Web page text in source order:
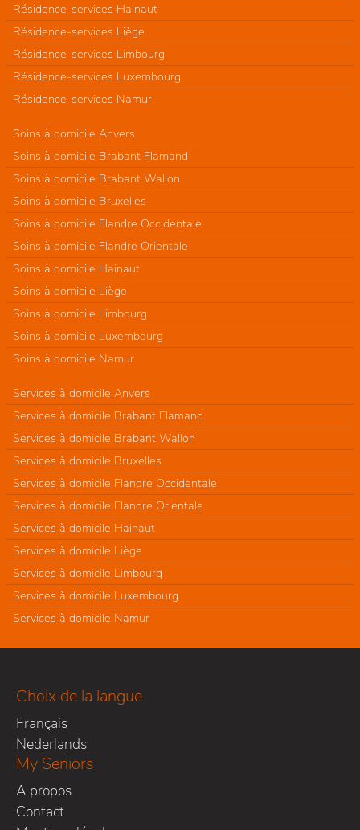
Résidence-services Hainaut
Résidence-services Liège
Résidence-services Limbourg
Résidence-services Luxembourg
Résidence-services Namur
Soins à domicile Anvers
Soins à domicile Brabant Flamand
Soins à domicile Brabant Wallon
Soins à domicile Bruxelles
Soins à domicile Flandre Occidentale
Soins à domicile Flandre Orientale
Soins à domicile Hainaut
Soins à domicile Liège
Soins à domicile Limbourg
Soins à domicile Luxembourg
Soins à domicile Namur
Services à domicile Anvers
Services à domicile Brabant Flamand
Services à domicile Brabant Wallon
Services à domicile Bruxelles
Services à domicile Flandre Occidentale
Services à domicile Flandre Orientale
Services à domicile Hainaut
Services à domicile Liège
Services à domicile Limbourg
Services à domicile Luxembourg
Services à domicile Namur
Choix de la langue
Français
Nederlands
My Seniors
A propos
Contact